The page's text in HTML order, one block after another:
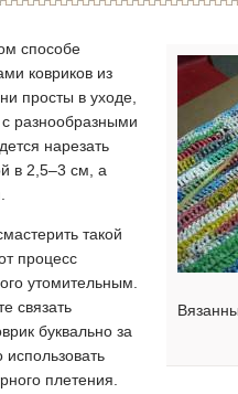
способе
ковриков из
просты в уходе,
разнообразными
нарезать
в 2,5–3 см, а
такой
процесс
утомительным.
связать
буквально за
плетения.